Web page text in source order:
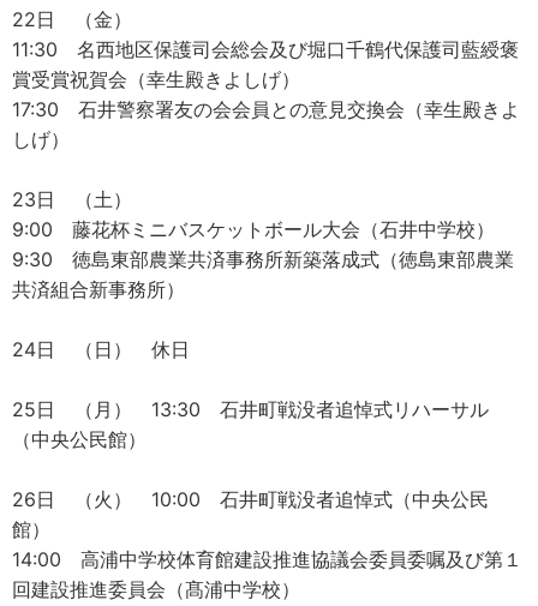
22日 （金）
11:30 名西地区保護司会総会及び堀口千鶴代保護司藍綬褒
賞受賞祝賀会（幸生殿きよしげ）
17:30 石井警察署友の会会員との意見交換会（幸生殿きよ
しげ）
23日 （土）
9:00 藤花杯ミニバスケットボール大会（石井中学校）
9:30 徳島東部農業共済事務所新築落成式（徳島東部農業
共済組合新事務所）
24日 （日） 休日
25日 （月） 13:30 石井町戦没者追悼式リハーサル
（中央公民館）
26日 （火） 10:00 石井町戦没者追悼式（中央公民
館）
14:00 高浦中学校体育館建設推進協議会委員委嘱及び第１
回建設推進委員会（髙浦中学校）